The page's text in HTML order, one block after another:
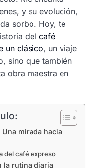
y su evolución,
sorbo. Hoy, te
del café
un clásico, un viaje
sino que también
obra maestra en
mirada hacia
del café expreso
la rutina diaria